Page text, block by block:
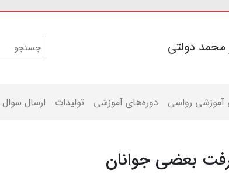
دولتی
آموزشی رواسی دوره‌های آموزشی تولیدات ارسال سوال
بعضی جوانان